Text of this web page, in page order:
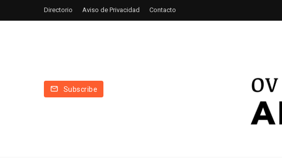
Directorio Aviso de Privacidad Contacto
Subscribe